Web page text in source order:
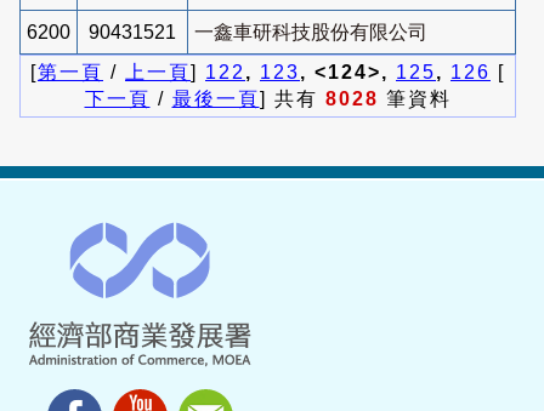
6200 90431521
一鑫車研科技股份有限公司
[第一頁 / 上一頁] 122 , 123, <124>, 125, 126 [
下一頁 / 最後一頁] 共有 8028 筆資料